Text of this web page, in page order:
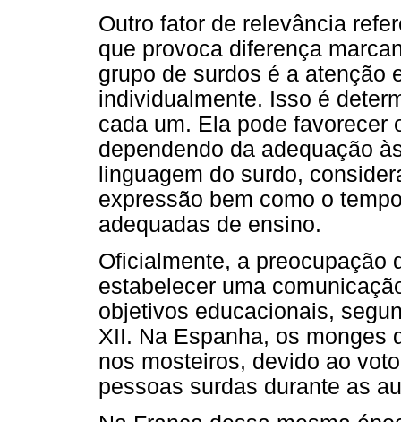
Outro fator de relevância
que provoca diferença
grupo de surdos é a atenção
individualmente. Isso é
cada um. Ela pode favorecer
dependendo da adequação
linguagem do surdo,
expressão bem como o
adequadas de ensino.
Oficialmente, a preocupação
estabelecer uma
objetivos educacionais,
XII. Na Espanha, os monges
nos mosteiros, devido ao
pessoas surdas durante as